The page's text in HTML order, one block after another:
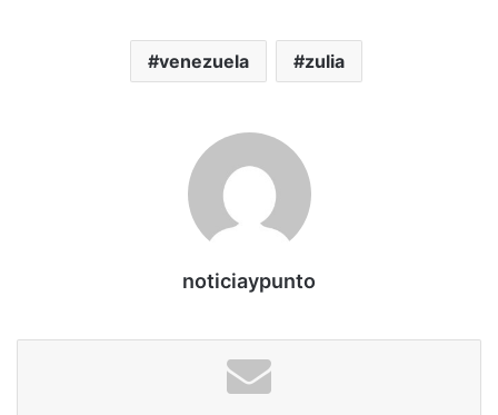
venezuela zulia
noticiaypunto